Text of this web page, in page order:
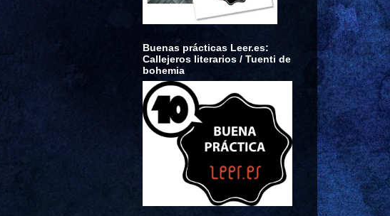
Buenas prácticas Leer.es:
Callejeros literarios / Tuenti de
bohemia